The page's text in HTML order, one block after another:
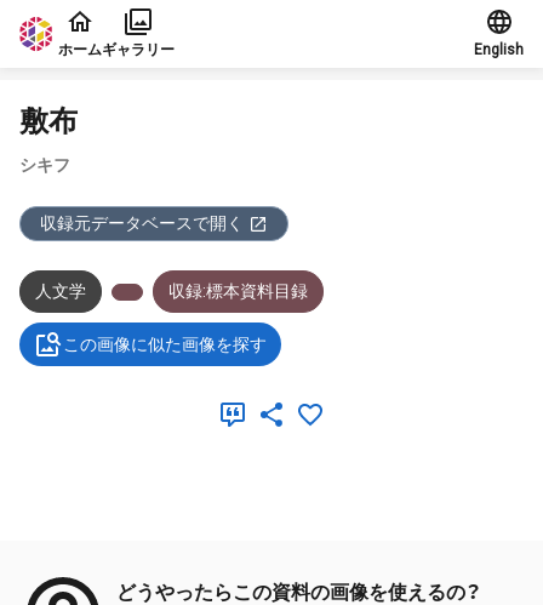
本文に飛ぶ
ホームギャラリー English
敷布
シキフ
収録元データベースで開く
人文学 収録:標本資料目録
この画像に似た画像を探す
どうやったらこの資料の画像を使えるの？